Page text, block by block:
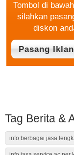
Tombol di
silahkan
diskon
Tag Berita &
info berbagai jasa